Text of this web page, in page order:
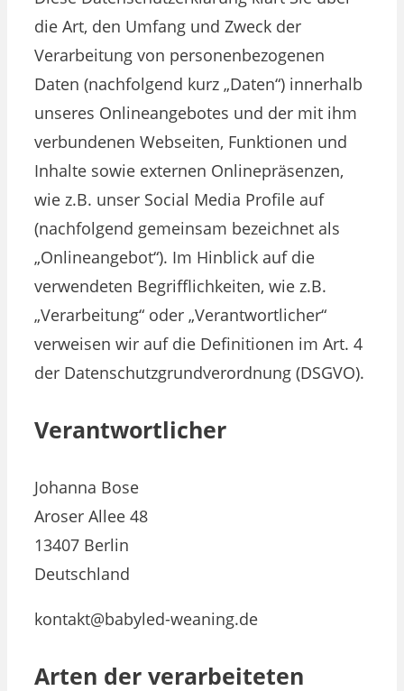
die Art, den Umfang und Zweck der
Verarbeitung von personenbezogenen
Daten (nachfolgend kurz „Daten“) innerhalb
unseres Onlineangebotes und der mit ihm
verbundenen Webseiten, Funktionen und
Inhalte sowie externen Onlinepräsenzen,
wie z.B. unser Social Media Profile auf
(nachfolgend gemeinsam bezeichnet als
„Onlineangebot“). Im Hinblick auf die
verwendeten Begrifflichkeiten, wie z.B.
„Verarbeitung“ oder „Verantwortlicher“
verweisen wir auf die Definitionen im Art. 4
der Datenschutzgrundverordnung (DSGVO).
Verantwortlicher
Johanna Bose
Aroser Allee 48
13407 Berlin
Deutschland
kontakt@babyled-weaning.de
Arten der verarbeiteten